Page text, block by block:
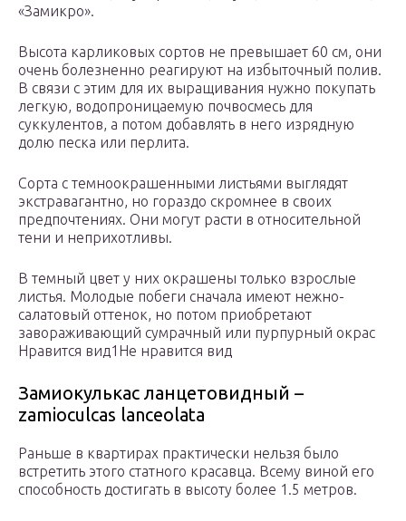
«Замикро».
Высота карликовых сортов не превышает 60 см, они
очень болезненно реагируют на избыточный полив.
В связи с этим для их выращивания нужно покупать
легкую, водопроницаемую почвосмесь для
суккулентов, а потом добавлять в него изрядную
долю песка или перлита.
Сорта с темноокрашенными листьями выглядят
экстравагантно, но гораздо скромнее в своих
предпочтениях. Они могут расти в относительной
тени и неприхотливы.
В темный цвет у них окрашены только взрослые
листья. Молодые побеги сначала имеют нежно-
салатовый оттенок, но потом приобретают
завораживающий сумрачный или пурпурный окрас
Нравится вид1Не нравится вид
Замиокулькас ланцетовидный –
zamioculcas lanceolata
Раньше в квартирах практически нельзя было
встретить этого статного красавца. Всему виной его
способность достигать в высоту более 1.5 метров.